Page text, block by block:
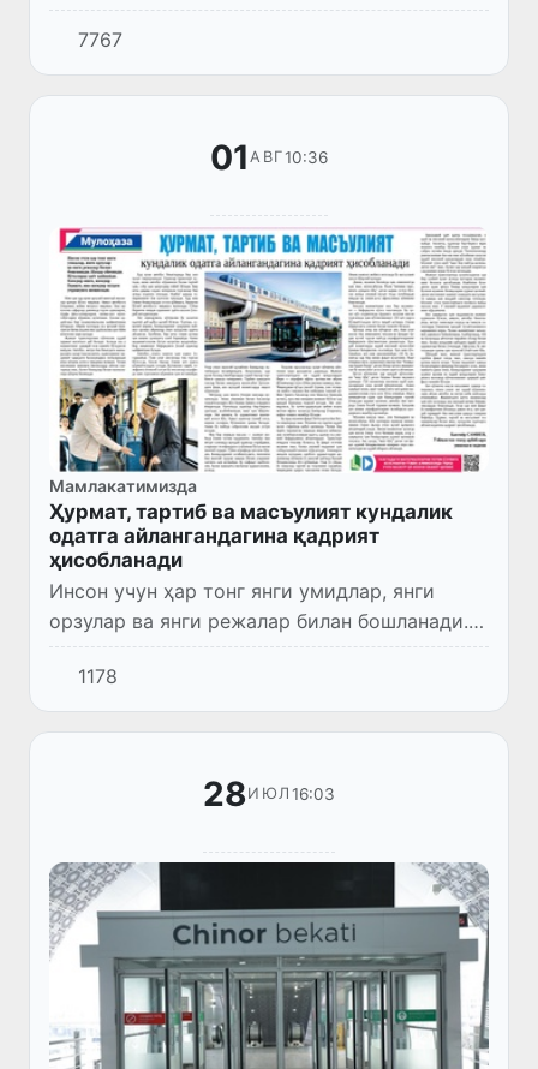
оралиғидаги таъмирлаш учун ёпилган
эскалаторлардан бири йўловчилар учун
фойдаланишга қайта топширилади.
7767
01АВГ10:36
Мамлакатимизда
Ҳурмат, тартиб ва масъулият кундалик
одатга айлангандагина қадрият
ҳисобланади
Инсон учун ҳар тонг янги умидлар, янги
орзулар ва янги режалар билан бошланади.
Шаҳар уйғонади. Кўчаларда ҳаёт қайнайди.
Кимдир ишга, кимдир ўқишга, яна кимдир
муҳим учрашувга шоши...
1178
28ИЮЛ 16:03